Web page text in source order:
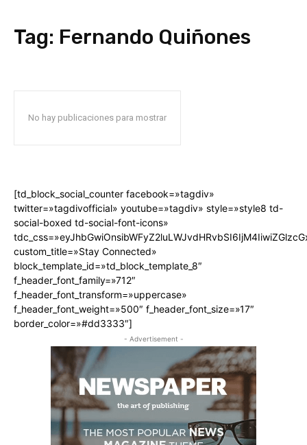
Tag: Fernando Quiñones
No hay publicaciones para mostrar
[td_block_social_counter facebook=»tagdiv»
twitter=»tagdivofficial» youtube=»tagdiv» style=»style8 td-
social-boxed td-social-font-icons»
custom_title=»Stay Connected»
block_template_id=»td_block_template_8″
f_header_font_family=»712″
f_header_font_transform=»uppercase»
f_header_font_weight=»500″ f_header_font_size=»17″
border_color=»#dd3333″]
- Advertisement -